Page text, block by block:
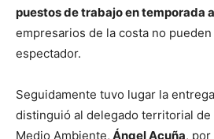
puestos de trabajo en temporada
empresarios de la costa no
espectador.
Seguidamente tuvo lugar la
distinguió al delegado territorial de
Medio Ambiente, Ángel Acuña, por